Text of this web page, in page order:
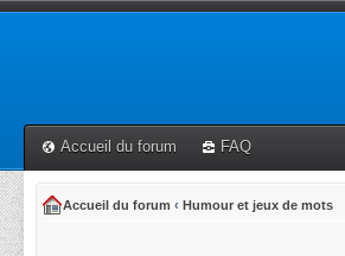
Accueil du forum FAQ
Accueil du forum ‹ Humour et jeux de mots